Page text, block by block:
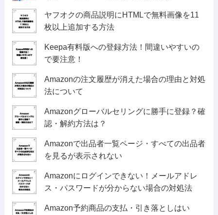
ヤフオクの商品説明にHTMLで無料画像を11
枚以上追加する方法
Keepa有料版への登録方法！間違いやすいの
で要注意！
Amazonの注文履歴が消えた場合の理由と対処
法について
Amazonグローバルセリングに勝手に登録？確
認・解約方法は？
Amazonで出品者一覧ページ・すべての出品者
を見るが表示されない
Amazonにログインできない！メールアドレ
ス・パスワードが分からない場合の対処法
Amazon予約商品の支払・引き落としはい